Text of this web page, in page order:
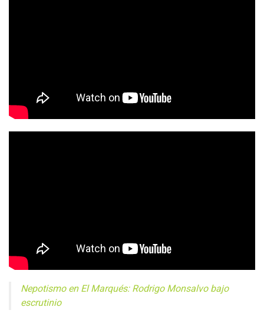
Nepotismo en El Marqués: Rodrigo Monsalvo bajo
escrutinio